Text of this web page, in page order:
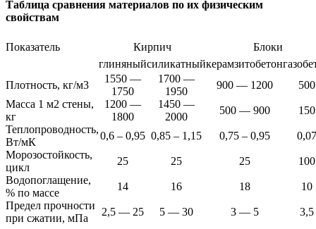
Таблица сравнения материалов по их физическим
свойствам
Показатель Кирпич
Блоки
глиняныйсиликатныйкерамзитобетон
Плотность, кг/м3
1550 —
1750
1700 —
1950
900 — 1200
500
Масса 1 м2 стены,
кг
1200 —
1800
1450 —
2000
500 — 900
150
Теплопроводность,
Вт/мК
0,6 – 0,95 0,85 – 1,15 0,75 – 0,95
0,07
Морозостойкость,
цикл
25 25 25
100
Водопоглащение,
% по массе
14 16 18
10
Предел прочности
при сжатии, мПа
2,5 — 25 5 — 30 3 — 5 3,5